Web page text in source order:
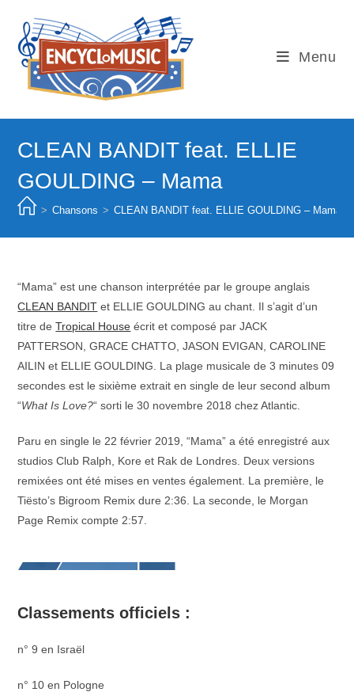
content
Menu
CLEAN BANDIT feat. ELLIE
GOULDING – Mama
> Chansons > CLEAN BANDIT feat. ELLIE GOULDING – Mama
“Mama” est une chanson interprétée par le groupe anglais
CLEAN BANDIT et ELLIE GOULDING au chant. Il s’agit d’un
titre deTropical House écrit et composé par JACK
PATTERSON, GRACE CHATTO, JASON EVIGAN, CAROLINE
AILIN et ELLIE GOULDING. La plage musicale de 3 minutes 09
secondes est le sixième extrait en single de leur second album
“What Is Love?“ sorti le 30 novembre 2018 chez Atlantic.
Paru en single le 22 février 2019, “Mama” a été enregistré aux
studios Club Ralph, Kore et Rak de Londres. Deux versions
remixées ont été mises en ventes également. La première, le
Tiësto’s Bigroom Remix dure 2:36. La seconde, le Morgan
Page Remix compte 2:57.
Classements officiels :
n° 9 en Israël
n° 10 en Pologne